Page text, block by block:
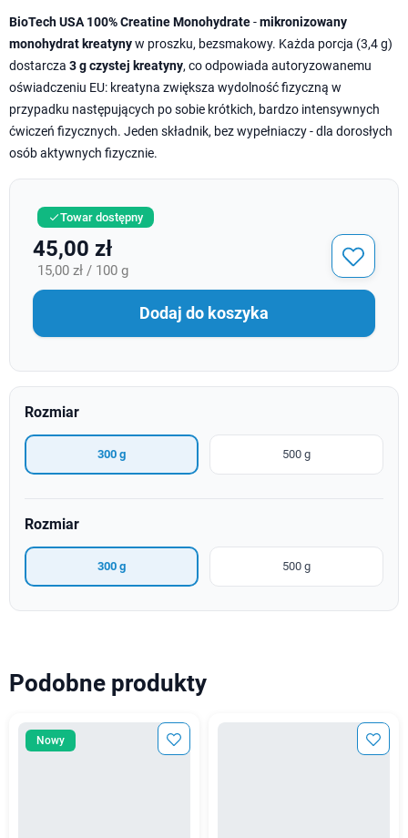
BioTech USA 100% Creatine Monohydrate-mikronizowany
monohydrat kreatynyw proszku, bezsmakowy. Każda porcja (3,4 g)
dostarcza 3 g czystej kreatyny, co odpowiada autoryzowanemu
oświadczeniu EU: kreatyna zwiększa wydolność fizyczną w
przypadku następujących po sobie krótkich, bardzo intensywnych
ćwiczeń fizycznych. Jeden składnik, bez wypełniaczy - dla dorosłych
osób aktywnych fizycznie.
Towar dostępny
45,00 zł
15,00 zł / 100 g
Dodaj do koszyka
Rozmiar
300 g 500 g
Rozmiar
300 g 500 g
Podobne produkty
Nowy